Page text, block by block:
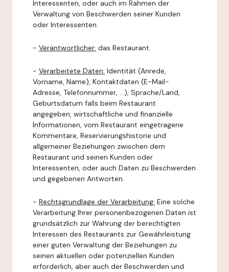
Interessenten, oder auch im Rahmen der
Verwaltung von Beschwerden seiner Kunden
oder Interessenten.
- Verantwortlicher: das Restaurant.
- Verarbeitete Daten: Identität (Anrede,
Vorname, Name), Kontaktdaten (E-Mail-
Adresse, Telefonnummer, ...), Sprache/Land,
Geburtsdatum falls beim Restaurant
angegeben, wirtschaftliche und finanzielle
Informationen, vom Restaurant eingetragene
Kommentare, Reservierungshistorie und
allgemeiner Beziehungen zwischen dem
Restaurant und seinen Kunden oder
Interessenten, oder auch Daten zu Beschwerden
und gegebenen Antworten.
- Rechtsgrundlage der Verarbeitung: Eine solche
Verarbeitung Ihrer personenbezogenen Daten ist
grundsätzlich zur Wahrung der berechtigten
Interessen des Restaurants zur Gewährleistung
einer guten Verwaltung der Beziehungen zu
seinen aktuellen oder potenziellen Kunden
erforderlich, aber auch der Beschwerden und